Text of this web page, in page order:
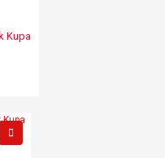
Kupa